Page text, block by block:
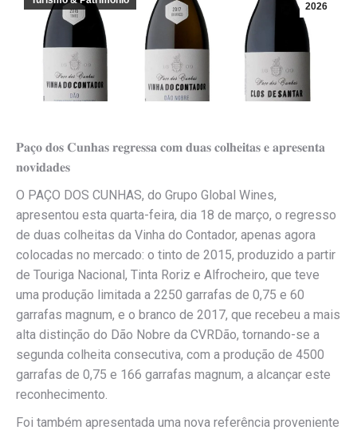
2026
𝐏𝐚𝐜̧𝐨 𝐝𝐨𝐬 𝐂𝐮𝐧𝐡𝐚𝐬 𝐫𝐞𝐠𝐫𝐞𝐬𝐬𝐚 𝐜𝐨𝐦 𝐝𝐮𝐚𝐬 𝐜𝐨𝐥𝐡𝐞𝐢𝐭𝐚𝐬 𝐞 𝐚𝐩𝐫𝐞𝐬𝐞𝐧𝐭𝐚
𝐧𝐨𝐯𝐢𝐝𝐚𝐝𝐞𝐬
O PAÇO DOS CUNHAS, do Grupo Global Wines,
apresentou esta quarta-feira, dia 18 de março, o regresso
de duas colheitas da Vinha do Contador, apenas agora
colocadas no mercado: o tinto de 2015, produzido a partir
de Touriga Nacional, Tinta Roriz e Alfrocheiro, que teve
uma produção limitada a 2250 garrafas de 0,75 e 60
garrafas magnum, e o branco de 2017, que recebeu a mais
alta distinção do Dão Nobre da CVRDão, tornando-se a
segunda colheita consecutiva, com a produção de 4500
garrafas de 0,75 e 166 garrafas magnum, a alcançar este
reconhecimento.
Foi também apresentada uma nova referência proveniente